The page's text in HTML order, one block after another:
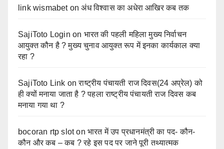
link wismabetonअंध विश्वास का अधेरा आखिर कब तक
SajiToto Login on भारत की पहली महिला मुख्य निर्वाचन
आयुक्त कौन है ? मुख्य चुनाव आयुक्त रूप में इनका कार्यकाल क्या
रहा ?
SajiToto Link onराष्ट्रीय पंचायती राज दिवस(24 अप्रेल) को
ही क्यों मनाया जाता है ? पहला राष्ट्रीय पंचायती राज दिवस कब
मनाया गया था ?
bocoran rtp slotonभारत में उप प्रधानमंत्री का पद- कौन-
कौन और कब – कब ? रहे इस पद पर जाने पूरी तथ्यात्मक